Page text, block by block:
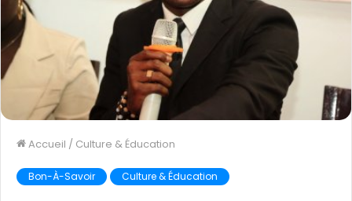
Accueil / Culture & Éducation
Bon-À-Savoir Culture & Éducation